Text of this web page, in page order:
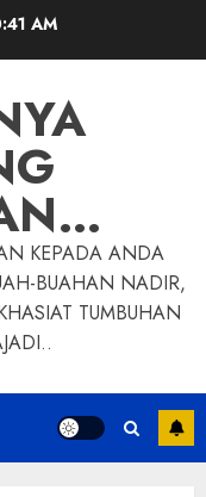
AM
KEPADA ANDA
BUAHAN NADIR,
TUMBUHAN